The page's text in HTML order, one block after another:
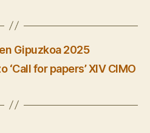
Gipuzkoa 2025
‘Call for papers’ XIV CIMO